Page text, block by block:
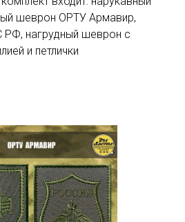
шеврон ОРТУ Армавир,
РФ, нагрудный шеврон с
и петлички